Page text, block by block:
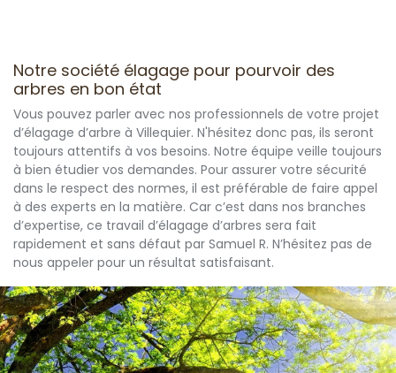
Notre société élagage pour pourvoir des
arbres en bon état
Vous pouvez parler avec nos professionnels de votre projet
d’élagage d’arbre à Villequier. N'hésitez donc pas, ils seront
toujours attentifs à vos besoins. Notre équipe veille toujours
à bien étudier vos demandes. Pour assurer votre sécurité
dans le respect des normes, il est préférable de faire appel
à des experts en la matière. Car c’est dans nos branches
d’expertise, ce travail d’élagage d’arbres sera fait
rapidement et sans défaut par Samuel R. N’hésitez pas de
nous appeler pour un résultat satisfaisant.